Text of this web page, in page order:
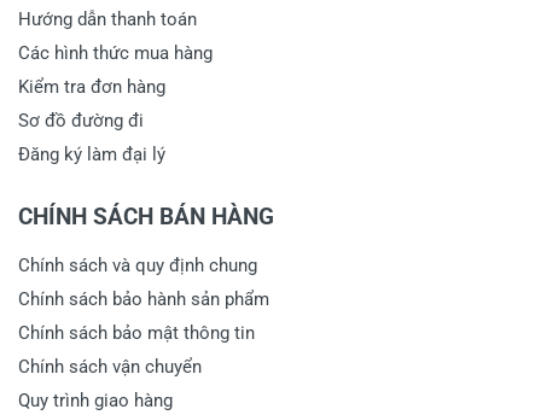
Hướng dẫn thanh toán
Các hình thức mua hàng
Kiểm tra đơn hàng
Sơ đồ đường đi
Đăng ký làm đại lý
CHÍNH SÁCH BÁN HÀNG
Chính sách và quy định chung
Chính sách bảo hành sản phẩm
Chính sách bảo mật thông tin
Chính sách vận chuyển
Quy trình giao hàng